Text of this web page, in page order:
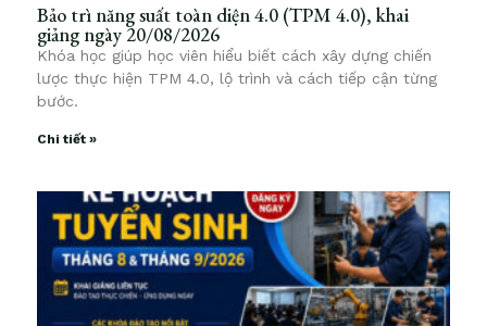
Bảo trì năng suất toàn diện 4.0 (TPM 4.0), khai
giảng ngày 20/08/2026
Khóa học giúp học viên hiểu biết cách xây dựng chiến
lược thực hiện TPM 4.0, lộ trình và cách tiếp cận từng
bước.
Chi tiết »